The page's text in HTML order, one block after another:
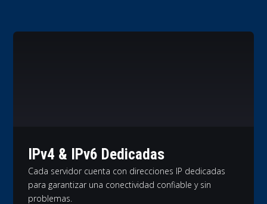
IPv4 & IPv6 Dedicadas
Cada servidor cuenta con direcciones IP dedicadas
para garantizar una conectividad confiable y sin
problemas.